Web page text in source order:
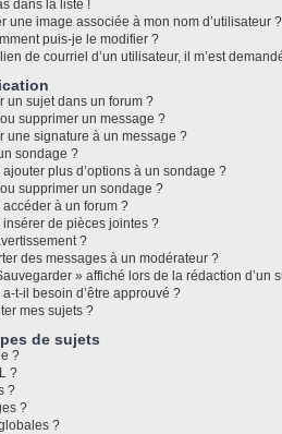
dans la liste !
une image associée à mon nom d’utilisateur ?
puis-je le modifier ?
de courriel d’un utilisateur, il m’est
un sujet dans un forum ?
supprimer un message ?
une signature à un message ?
sondage ?
plus d’options à un sondage ?
supprimer un sondage ?
à un forum ?
de pièces jointes ?
?
des messages à un modérateur ?
» affiché lors de la rédaction d’un
t-il besoin d’être approuvé ?
mes sujets ?
de sujets
?
?
?
?
?